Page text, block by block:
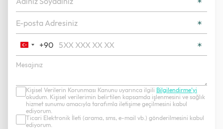
Turkey
+90
+90
Kişisel Verilerin Korunması Kanunu uyarınca ilgili Bilgilendirme’yi
okudum. Kişisel verilerimin belirtilen kapsamda işlenmesini ve sağlık
hizmet sunumu amacıyla tarafımla iletişime geçilmesini kabul
ediyorum.
Ticari Elektronik İleti (arama, sms, e-mail vb.) gönderilmesini kabul
ediyorum.